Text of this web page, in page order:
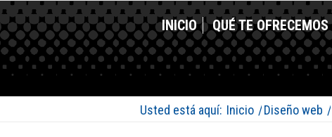
INICIO QUÉ TE OFRECEMOS
Usted está aquí: Inicio /Diseño web /